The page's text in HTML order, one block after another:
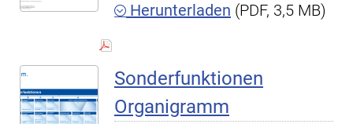
Herunterladen (PDF, 3,5 MB)
Sonderfunktionen
Organigramm